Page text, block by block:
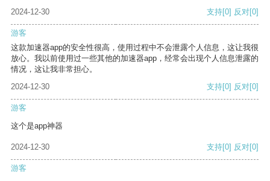
2024-12-30
支持[0] 反对[0]
游客
这款加速器app的安全性很高，使用过程中不会泄露个人信息，这让我很
放心。我以前使用过一些其他的加速器app，经常会出现个人信息泄露的
情况，这让我非常担心。
2024-12-30
支持[0] 反对[0]
游客
这个是app神器
2024-12-30 支持[0] 反对[0]
游客